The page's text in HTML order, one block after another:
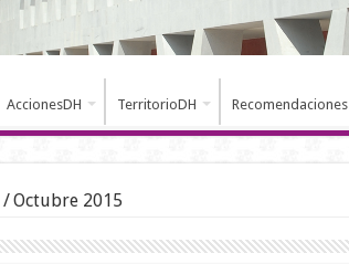
AccionesDH TerritorioDH Recomendaciones
/Octubre 2015